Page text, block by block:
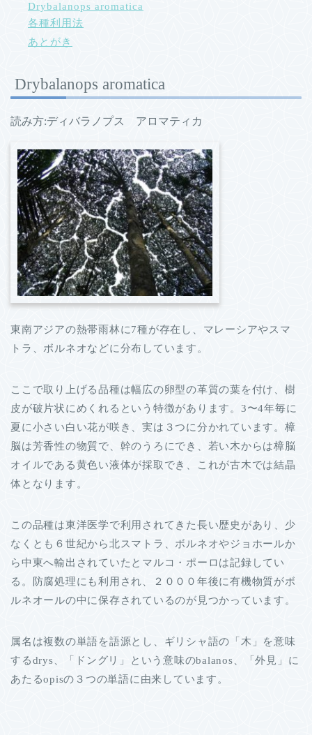
Drybalanops aromatica
各種利用法
あとがき
Drybalanops aromatica
読み方:ディバラノプス アロマティカ
東南アジアの熱帯雨林に7種が存在し、マレーシアやスマ
トラ、ボルネオなどに分布しています。
ここで取り上げる品種は幅広の卵型の革質の葉を付け、樹
皮が破片状にめくれるという特徴があります。3〜4年毎に
夏に小さい白い花が咲き、実は３つに分かれています。樟
脳は芳香性の物質で、幹のうろにでき、若い木からは樟脳
オイルである黄色い液体が採取でき、これが古木では結晶
体となります。
この品種は東洋医学で利用されてきた長い歴史があり、少
なくとも６世紀から北スマトラ、ボルネオやジョホールか
ら中東へ輸出されていたとマルコ・ポーロは記録してい
る。防腐処理にも利用され、２０００年後に有機物質がボ
ルネオールの中に保存されているのが見つかっています。
属名は複数の単語を語源とし、ギリシャ語の「木」を意味
するdrys、「ドングリ」という意味のbalanos、「外見」に
あたるopisの３つの単語に由来しています。